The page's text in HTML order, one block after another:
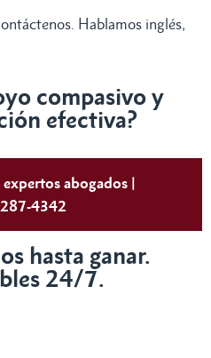
Hablamos inglés,
compasivo y
efectiva?
abogados |
4342
hasta ganar.
24/7.